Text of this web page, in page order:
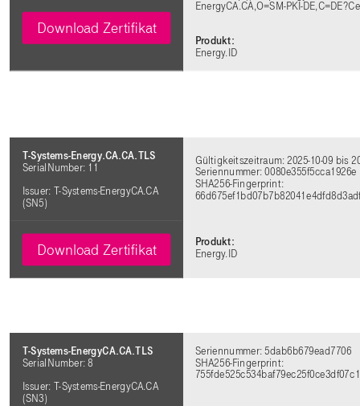
EnergyCA.CA,O=SM-PKI-
Produkt:
Energy.ID
Download Zertifikat
T-Systems-Energy.CA.CA.TLS
SerialNumber: 11
Issuer: T-Systems-EnergyCA.CA
(SN5)
Gültigkeitszeitraum: 2025-10-09 bis
Seriennummer: 0080e355f5cca1926e
SHA256-Fingerprint:
Produkt:
Energy.ID
Download Zertifikat
T-Systems-EnergyCA.CA.TLS
SerialNumber: 8
Issuer: T-Systems-EnergyCA.CA
(SN3)
Seriennummer: 5dab6b679ead7706
SHA256-Fingerprint: